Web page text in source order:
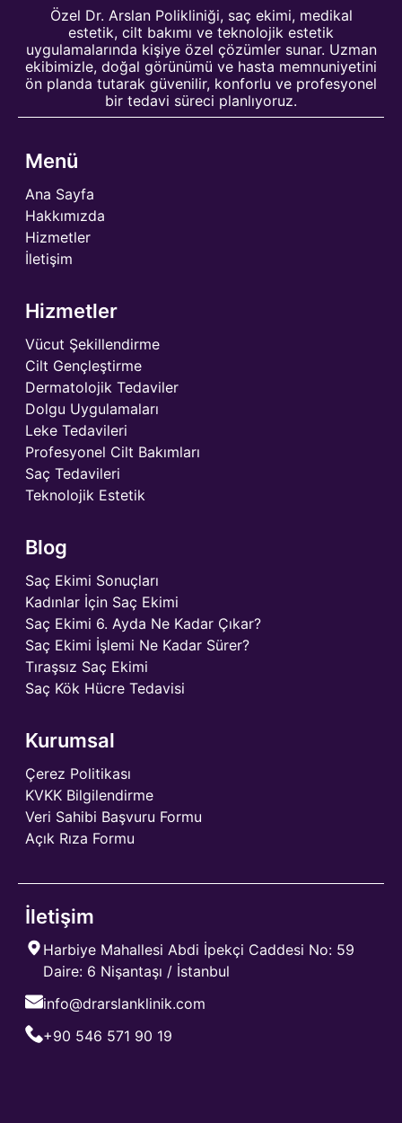
Özel Dr. Arslan Polikliniği, saç ekimi, medikal
estetik, cilt bakımı ve teknolojik estetik
uygulamalarında kişiye özel çözümler sunar. Uzman
ekibimizle, doğal görünümü ve hasta memnuniyetini
ön planda tutarak güvenilir, konforlu ve profesyonel
bir tedavi süreci planlıyoruz.
Menü
Ana Sayfa
Hakkımızda
Hizmetler
İletişim
Hizmetler
Vücut Şekillendirme
Cilt Gençleştirme
Dermatolojik Tedaviler
Dolgu Uygulamaları
Leke Tedavileri
Profesyonel Cilt Bakımları
Saç Tedavileri
Teknolojik Estetik
Blog
Saç Ekimi Sonuçları
Kadınlar İçin Saç Ekimi
Saç Ekimi 6. Ayda Ne Kadar Çıkar?
Saç Ekimi İşlemi Ne Kadar Sürer?
Tıraşsız Saç Ekimi
Saç Kök Hücre Tedavisi
Kurumsal
Çerez Politikası
KVKK Bilgilendirme
Veri Sahibi Başvuru Formu
Açık Rıza Formu
İletişim
Harbiye Mahallesi Abdi İpekçi Caddesi No: 59
Daire: 6 Nişantaşı / İstanbul
info@drarslanklinik.com
+90 546 571 90 19